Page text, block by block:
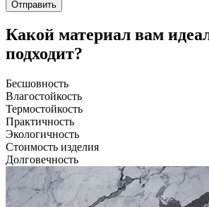
Отправить
Какой материал вам
подходит?
Бесшовность
Влагостойкость
Термостойкость
Практичность
Экологичность
Стоимость изделия
Долговечность